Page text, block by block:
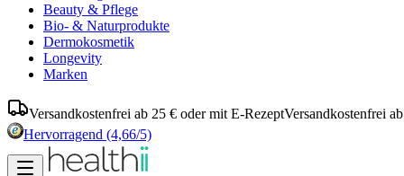
Beauty & Pflege
Bio- & Naturprodukte
Dermokosmetik
Longevity
Marken
Versandkostenfrei ab 25 € oder mit E-RezeptVersandkostenfrei
Hervorragend (4,66/5)